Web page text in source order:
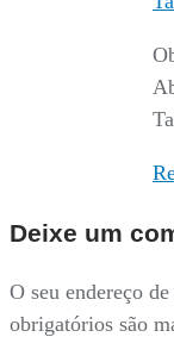
Deixe um
O seu endereço
obrigatórios são